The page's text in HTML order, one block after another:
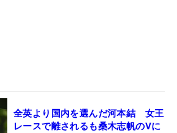
全英より国内を選んだ河本結 女王
レースで離されるも桑木志帆のVに